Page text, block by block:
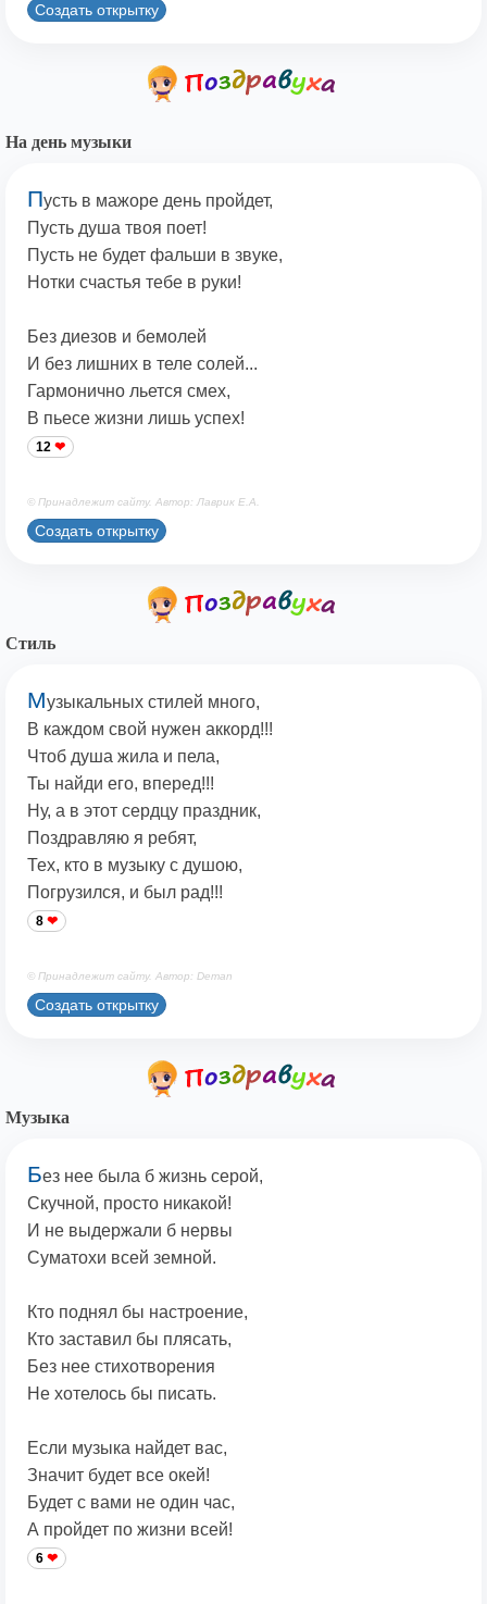
Создать открытку
На день музыки
Пусть в мажоре день пройдет,
Пусть душа твоя поет!
Пусть не будет фальши в звуке,
Нотки счастья тебе в руки!
Без диезов и бемолей
И без лишних в теле солей...
Гармонично льется смех,
В пьесе жизни лишь успех!
12
© Принадлежит сайту. Автор: Лаврик Е.А.
Создать открытку
Стиль
Музыкальных стилей много,
В каждом свой нужен аккорд!!!
Чтоб душа жила и пела,
Ты найди его, вперед!!!
Ну, а в этот сердцу праздник,
Поздравляю я ребят,
Тех, кто в музыку с душою,
Погрузился, и был рад!!!
8
© Принадлежит сайту. Автор: Deman
Создать открытку
Музыка
Без нее была б жизнь серой,
Скучной, просто никакой!
И не выдержали б нервы
Суматохи всей земной.
Кто поднял бы настроение,
Кто заставил бы плясать,
Без нее стихотворения
Не хотелось бы писать.
Если музыка найдет вас,
Значит будет все окей!
Будет с вами не один час,
А пройдет по жизни всей!
6